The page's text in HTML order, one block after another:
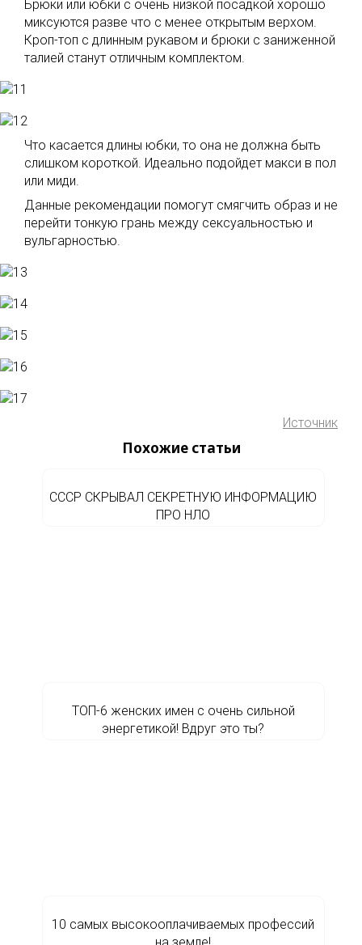
Брюки или юбки с очень низкой посадкой хорошо
миксуются разве что с менее открытым верхом.
Кроп-топ с длинным рукавом и брюки с заниженной
талией станут отличным комплектом.
Что касается длины юбки, то она не должна быть
слишком короткой. Идеально подойдет макси в пол
или миди.
Данные рекомендации помогут смягчить образ и не
перейти тонкую грань между сексуальностью и
вульгарностью.
Источник
Похожие статьи
СССР СКРЫВАЛ СЕКРЕТНУЮ ИНФОРМАЦИЮ
ПРО НЛО
ТОП-6 женских имен с очень сильной
энергетикой! Вдруг это ты?
10 самых высокооплачиваемых профессий